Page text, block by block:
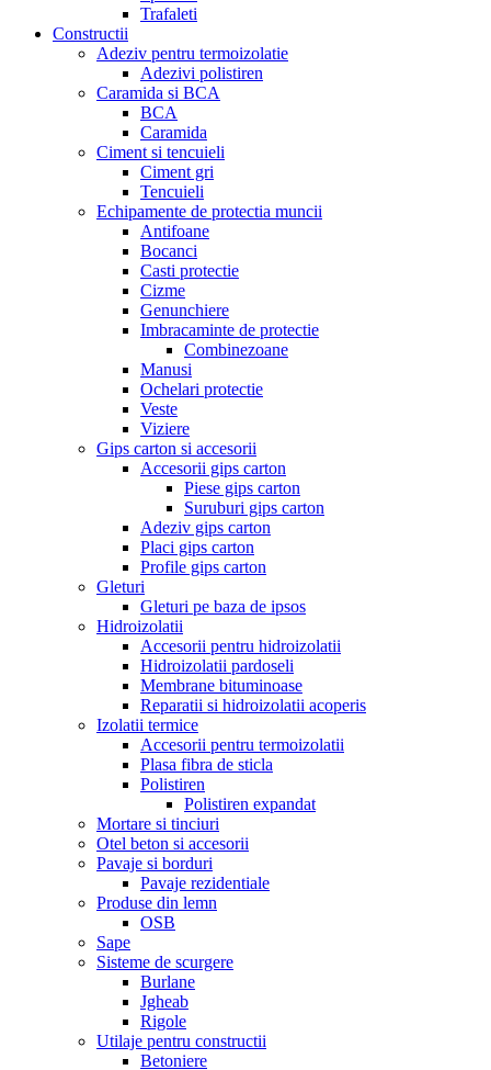
Trafaleti
Constructii
Adeziv pentru termoizolatie
Adezivi polistiren
Caramida si BCA
BCA
Caramida
Ciment si tencuieli
Ciment gri
Tencuieli
Echipamente de protectia muncii
Antifoane
Bocanci
Casti protectie
Cizme
Genunchiere
Imbracaminte de protectie
Combinezoane
Manusi
Ochelari protectie
Veste
Viziere
Gips carton si accesorii
Accesorii gips carton
Piese gips carton
Suruburi gips carton
Adeziv gips carton
Placi gips carton
Profile gips carton
Gleturi
Gleturi pe baza de ipsos
Hidroizolatii
Accesorii pentru hidroizolatii
Hidroizolatii pardoseli
Membrane bituminoase
Reparatii si hidroizolatii acoperis
Izolatii termice
Accesorii pentru termoizolatii
Plasa fibra de sticla
Polistiren
Polistiren expandat
Mortare si tinciuri
Otel beton si accesorii
Pavaje si borduri
Pavaje rezidentiale
Produse din lemn
OSB
Sape
Sisteme de scurgere
Burlane
Jgheab
Rigole
Utilaje pentru constructii
Betoniere